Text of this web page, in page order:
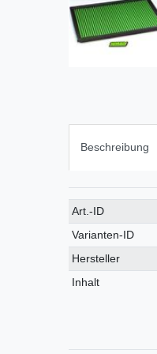
Beschreibung
Technisches
Merkmal
Wert
Art.-ID
Varianten-ID
Hersteller
Inhalt